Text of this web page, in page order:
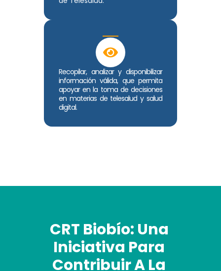
Recopilar, analizar y disponibilizar
información válida, que permita
apoyar en la toma de decisiones
en materias de telesalud y salud
digital.
CRT Biobío: Una
Iniciativa Para
Contribuir A La